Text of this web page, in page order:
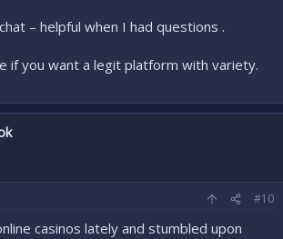
– helpful when I had questions .
if you want a legit platform with variety.
#10
casinos lately and stumbled upon